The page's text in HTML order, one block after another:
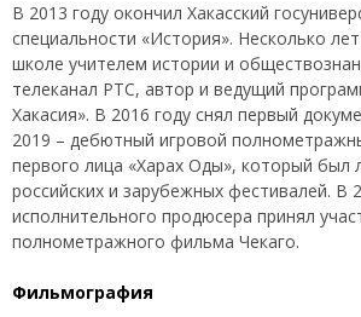
В 2013 году окончил Хакасский
специальности «История». Несколько
школе учителем истории и
телеканал РТС, автор и ведущий
Хакасия». В 2016 году снял первый
2019 – дебютный игровой
первого лица «Харах Оды», который был
российских и зарубежных фестивалей. В
исполнительного продюсера принял
полнометражного фильма Чекаго.
Фильмография